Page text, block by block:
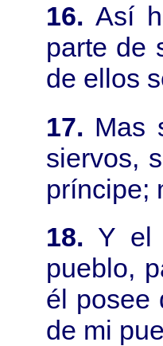
16.Así
parte de
de ellos
17. Mas
siervos,
príncipe;
18. Y el
pueblo,
él posee
de mi